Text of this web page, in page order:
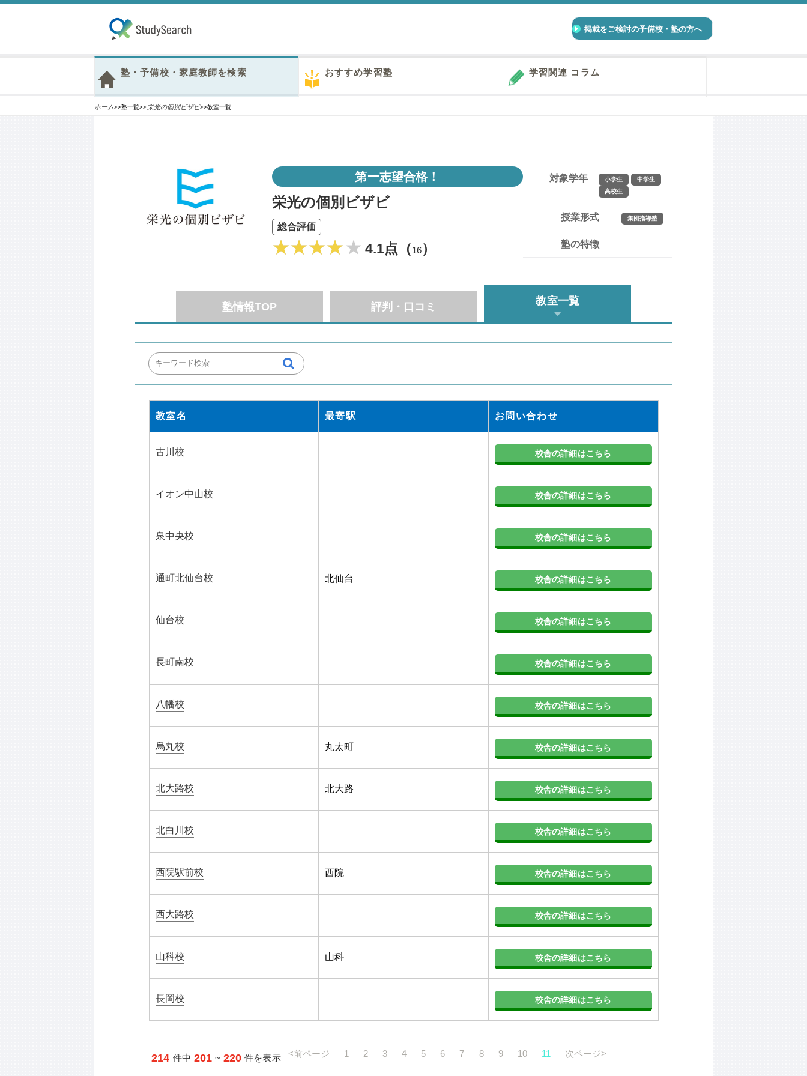
掲載をご検討の予備校・塾の方へ
塾・予備校・家庭教師を検索 おすすめ学習塾 学習関連 コラム
ホーム>>塾一覧>>栄光の個別ビザビ>>教室一覧
第一志望合格！
栄光の個別ビザビ
総合評価
4.1点（16）
対象学年 小学生
中学生
高校生
授業形式 集団指導塾
塾の特徴
塾情報TOP 評判・口コミ 教室一覧
教室名 最寄駅 お問い合わせ
古川校 校舎の詳細はこちら
イオン中山校 校舎の詳細はこちら
泉中央校 校舎の詳細はこちら
通町北仙台校 北仙台 校舎の詳細はこちら
仙台校 校舎の詳細はこちら
長町南校 校舎の詳細はこちら
八幡校 校舎の詳細はこちら
烏丸校 丸太町 校舎の詳細はこちら
北大路校 北大路 校舎の詳細はこちら
北白川校 校舎の詳細はこちら
西院駅前校 西院 校舎の詳細はこちら
西大路校 校舎の詳細はこちら
山科校 山科 校舎の詳細はこちら
長岡校 校舎の詳細はこちら
214 件中 201 ~ 220 件を表示 <前ページ 1 2 3 4 5 6 7 8 9 10 11 次ページ>